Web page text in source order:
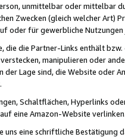
unmittelbar oder mittelbar
Zwecken (gleich welcher Art)
oder für gewerbliche
die die Partner-Links enthält
manipulieren oder
der Lage sind, die Website oder
Schaltflächen, Hyperlinks
eine Amazon-Website
uns eine schriftliche